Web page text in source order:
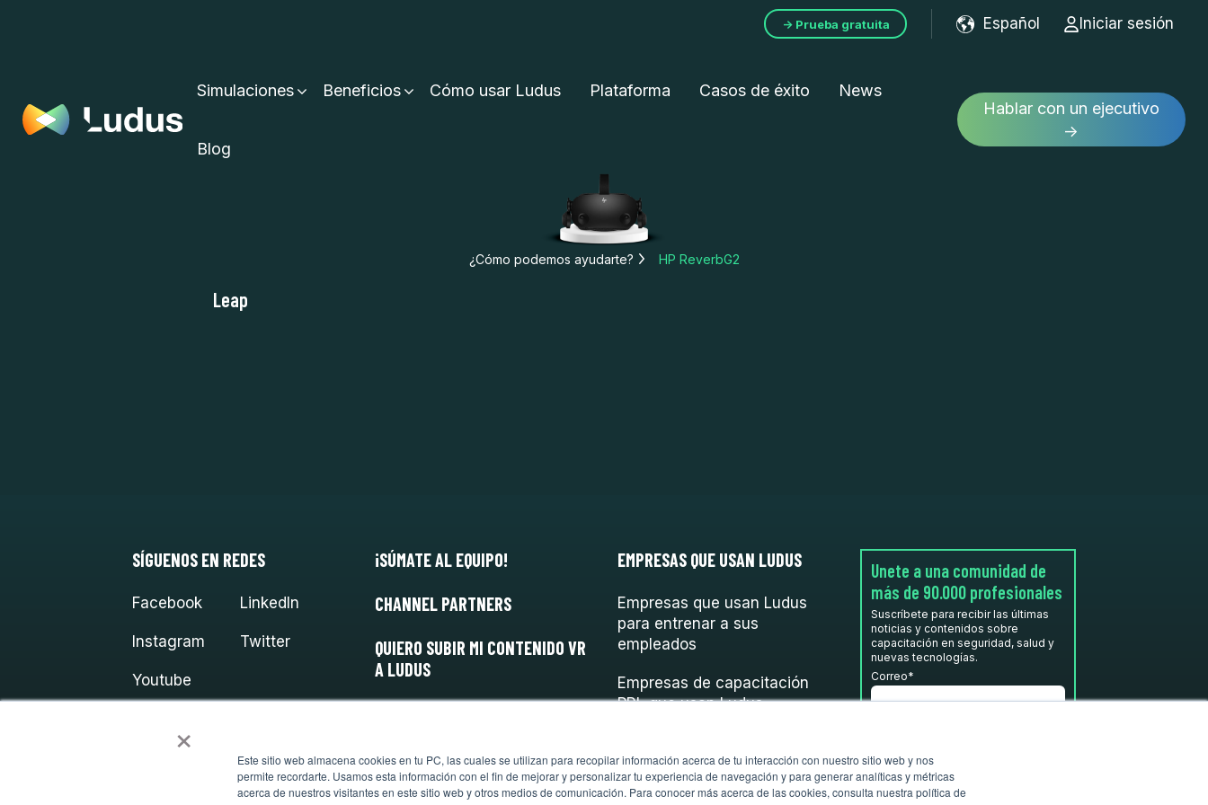
×
Este sitio web almacena cookies en tu PC, las cuales se utilizan para recopilar información acerca de tu interacción con nuestro sitio web y nos
permite recordarte. Usamos esta información con el fin de mejorar y personalizar tu experiencia de navegación y para generar analíticas y métricas
acerca de nuestros visitantes en este sitio web y otros medios de comunicación. Para conocer más acerca de las cookies, consulta nuestra política de
→ Prueba gratuita Español
Show submenu for
Iniciar sesión
Simulaciones Beneficios Cómo usar Ludus Plataforma Casos de éxito News
Blog
Hablar con un ejecutivo
→
¿Cómo podemos ayudarte? HP ReverbG2
Leap
SÍGUENOS EN REDES
Facebook LinkedIn
Instagram Twitter
Youtube
¡SÚMATE AL EQUIPO!
CHANNEL PARTNERS
QUIERO SUBIR MI CONTENIDO VR
A LUDUS
EMPRESAS QUE USAN LUDUS
Empresas que usan Ludus
para entrenar a sus
empleados
Empresas de capacitación
PRL que usan Ludus
Unete a una comunidad de
más de 90.000 profesionales
Suscríbete para recibir las últimas
noticias y contenidos sobre
capacitación en seguridad, salud y
nuevas tecnologías.
Correo*